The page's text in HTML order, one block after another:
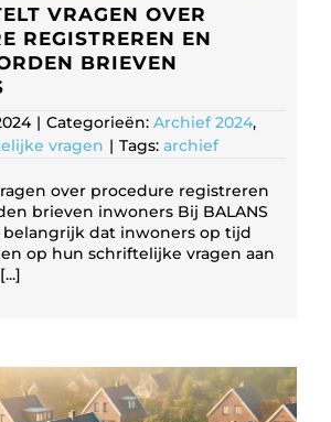
VRAGEN OVER
REGISTREREN EN
BRIEVEN
| Categorieën: Archief 2024,
vragen | Tags: archief
over procedure registreren
brieven inwoners Bij BALANS
dat inwoners op tijd
op hun schriftelijke vragen aan